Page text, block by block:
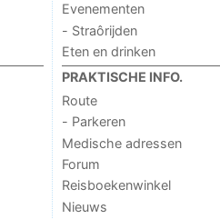
Evenementen
- Straôrijden
Eten en drinken
PRAKTISCHE INFO.
Route
- Parkeren
Medische adressen
Forum
Reisboekenwinkel
Nieuws